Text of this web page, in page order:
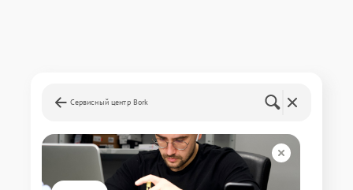
Сервисный центр Bork